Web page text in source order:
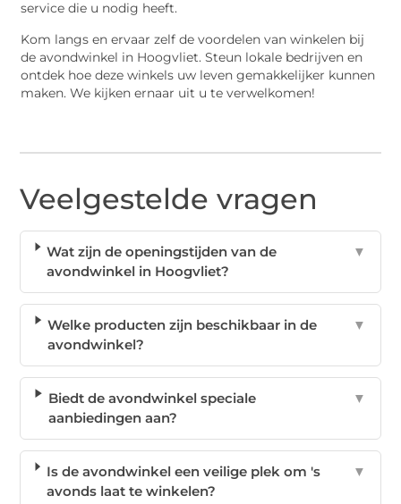
service die u nodig heeft.
Kom langs en ervaar zelf de voordelen van winkelen bij
de avondwinkel in Hoogvliet. Steun lokale bedrijven en
ontdek hoe deze winkels uw leven gemakkelijker kunnen
maken. We kijken ernaar uit u te verwelkomen!
Veelgestelde vragen
Wat zijn de openingstijden van de
avondwinkel in Hoogvliet?
▼
Welke producten zijn beschikbaar in de
avondwinkel?
▼
Biedt de avondwinkel speciale
aanbiedingen aan?
▼
Is de avondwinkel een veilige plek om 's
avonds laat te winkelen?
▼